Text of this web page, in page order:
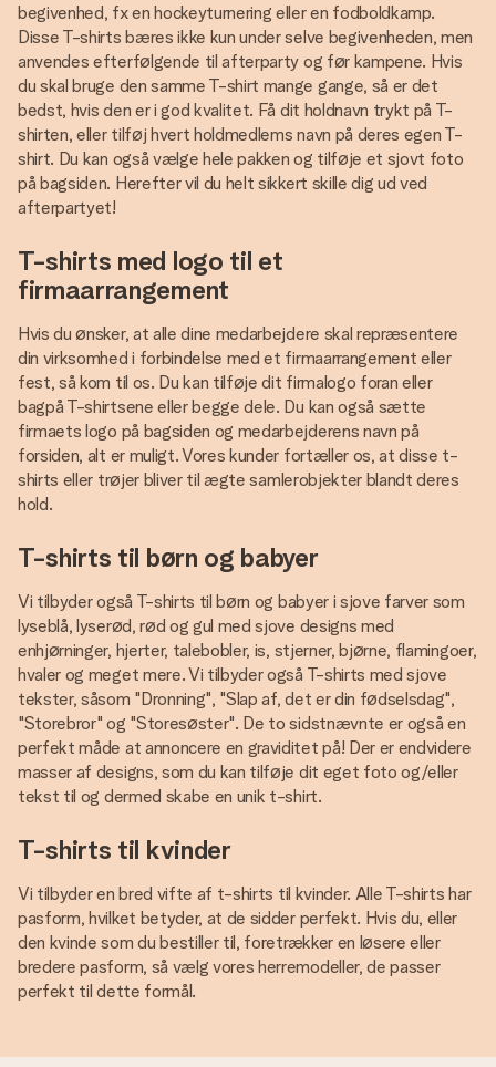
begivenhed, fx en hockeyturnering eller en fodboldkamp.
Disse T-shirts bæres ikke kun under selve begivenheden, men
anvendes efterfølgende til afterparty og før kampene. Hvis
du skal bruge den samme T-shirt mange gange, så er det
bedst, hvis den er i god kvalitet. Få dit holdnavn trykt på T-
shirten, eller tilføj hvert holdmedlems navn på deres egen T-
shirt. Du kan også vælge hele pakken og tilføje et sjovt foto
på bagsiden. Herefter vil du helt sikkert skille dig ud ved
afterpartyet!
T-shirts med logo til et
firmaarrangement
Hvis du ønsker, at alle dine medarbejdere skal repræsentere
din virksomhed i forbindelse med et firmaarrangement eller
fest, så kom til os. Du kan tilføje dit firmalogo foran eller
bagpå T-shirtsene eller begge dele. Du kan også sætte
firmaets logo på bagsiden og medarbejderens navn på
forsiden, alt er muligt. Vores kunder fortæller os, at disse t-
shirts eller trøjer bliver til ægte samlerobjekter blandt deres
hold.
T-shirts til børn og babyer
Vi tilbyder også T-shirts til børn og babyer i sjove farver som
lyseblå, lyserød, rød og gul med sjove designs med
enhjørninger, hjerter, talebobler, is, stjerner, bjørne, flamingoer,
hvaler og meget mere. Vi tilbyder også T-shirts med sjove
tekster, såsom "Dronning", "Slap af, det er din fødselsdag",
"Storebror" og "Storesøster". De to sidstnævnte er også en
perfekt måde at annoncere en graviditet på! Der er endvidere
masser af designs, som du kan tilføje dit eget foto og/eller
tekst til og dermed skabe en unik t-shirt.
T-shirts til kvinder
Vi tilbyder en bred vifte af t-shirts til kvinder. Alle T-shirts har
pasform, hvilket betyder, at de sidder perfekt. Hvis du, eller
den kvinde som du bestiller til, foretrækker en løsere eller
bredere pasform, så vælg vores herremodeller, de passer
perfekt til dette formål.